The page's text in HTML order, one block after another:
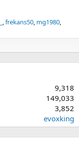
frekans50 mg1980
9,318
149,033
3,852
evoxking